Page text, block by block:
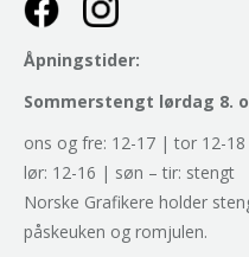
Åpningstider:
Sommerstengt lørdag 8.
ons og fre: 12-17 | tor 12-18
lør: 12-16 | søn – tir: stengt
Norske Grafikere holder
påskeuken og romjulen.